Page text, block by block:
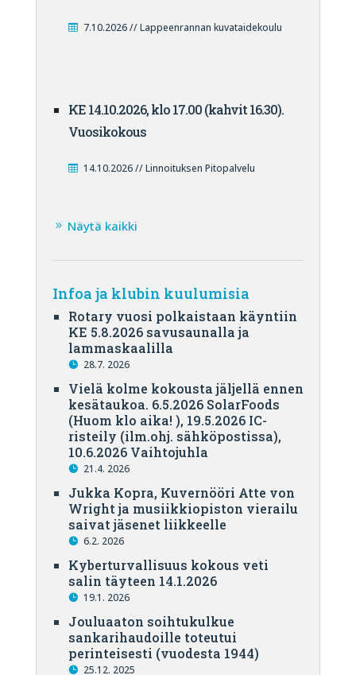
7.10.2026 // Lappeenrannan kuvataidekoulu
KE 14.10.2026, klo 17.00 (kahvit 16.30).
Vuosikokous
14.10.2026 // Linnoituksen Pitopalvelu
Näytä kaikki
Infoa ja klubin kuulumisia
Rotary vuosi polkaistaan käyntiin
KE 5.8.2026 savusaunalla ja
lammaskaalilla
28.7. 2026
Vielä kolme kokousta jäljellä ennen
kesätaukoa. 6.5.2026 SolarFoods
(Huom klo aika! ), 19.5.2026 IC-
risteily (ilm.ohj. sähköpostissa),
10.6.2026 Vaihtojuhla
21.4. 2026
Jukka Kopra, Kuvernööri Atte von
Wright ja musiikkiopiston vierailu
saivat jäsenet liikkeelle
6.2. 2026
Kyberturvallisuus kokous veti
salin täyteen 14.1.2026
19.1. 2026
Jouluaaton soihtukulkue
sankarihaudoille toteutui
perinteisesti (vuodesta 1944)
25.12. 2025